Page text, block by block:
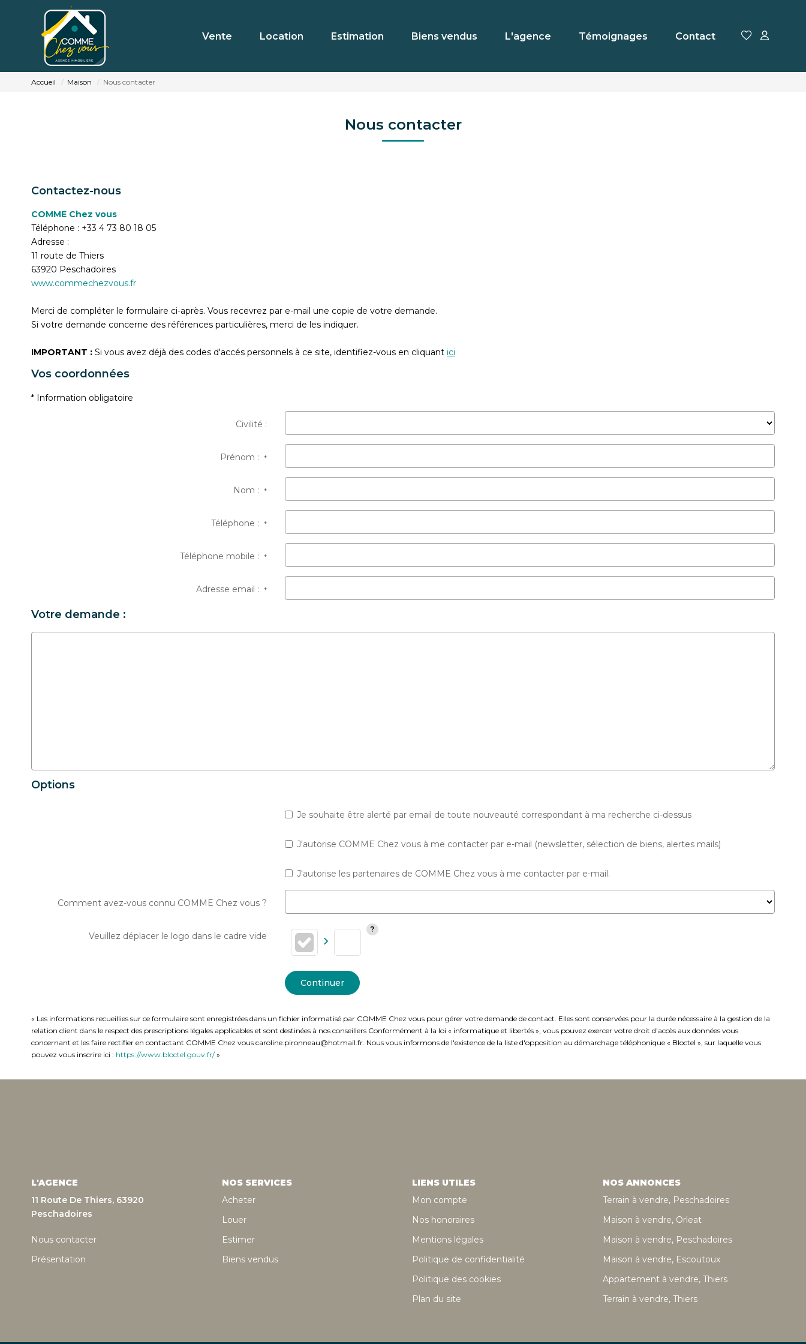
Vente Location Estimation Biens vendus L'agence Témoignages Contact
Accueil Maison Nous contacter
Nous contacter
Contactez-nous
COMME Chez vous
Téléphone : +33 4 73 80 18 05
Adresse :
11 route de Thiers
63920 Peschadoires
www.commechezvous.fr
Merci de compléter le formulaire ci-après. Vous recevrez par e-mail une copie de votre demande.
Si votre demande concerne des références particulières, merci de les indiquer.
IMPORTANT : Si vous avez déjà des codes d'accés personnels à ce site, identifiez-vous en cliquant ici
Vos coordonnées
* Information obligatoire
Civilité :
Prénom :*
Nom :*
Téléphone :*
Téléphone mobile :*
Adresse email :*
Votre demande :
Options
Je souhaite être alerté par email de toute nouveauté correspondant à ma recherche ci-dessus
J'autorise COMME Chez vous à me contacter par e-mail (newsletter, sélection de biens, alertes mails)
J'autorise les partenaires de COMME Chez vous à me contacter par e-mail.
Comment avez-vous connu COMME Chez vous ?
Veuillez déplacer le logo dans le cadre vide
Continuer
« Les informations recueillies sur ce formulaire sont enregistrées dans un fichier informatisé par COMME Chez vous pour gérer votre demande de contact. Elles sont conservées pour la durée nécessaire à la gestion de la
relation client dans le respect des prescriptions légales applicables et sont destinées à nos conseillers Conformément à la loi « informatique et libertés », vous pouvez exercer votre droit d'accès aux données vous
concernant et les faire rectifier en contactant COMME Chez vous caroline.pironneau@hotmail.fr. Nous vous informons de l'existence de la liste d'opposition au démarchage téléphonique « Bloctel », sur laquelle vous
pouvez vous inscrire ici : https://www.bloctel.gouv.fr/»
L'AGENCE
11 Route De Thiers, 63920
Peschadoires
Nous contacter
Présentation
NOS SERVICES
Acheter
Louer
Estimer
Biens vendus
LIENS UTILES
Mon compte
Nos honoraires
Mentions légales
Politique de confidentialité
Politique des cookies
Plan du site
NOS ANNONCES
Terrain à vendre, Peschadoires
Maison à vendre, Orleat
Maison à vendre, Peschadoires
Maison à vendre, Escoutoux
Appartement à vendre, Thiers
Terrain à vendre, Thiers